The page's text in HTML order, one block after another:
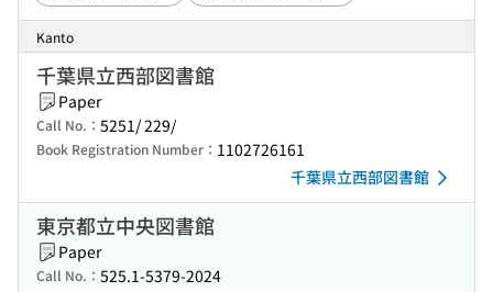
Kanto
千葉県立西部図書館
Paper
Call No.： 5251/ 229/
Book Registration Number： 1102726161
千葉県立西部図書館
東京都立中央図書館
Paper
Call No.： 525.1-5379-2024